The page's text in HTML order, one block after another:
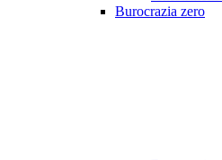
Burocrazia zero